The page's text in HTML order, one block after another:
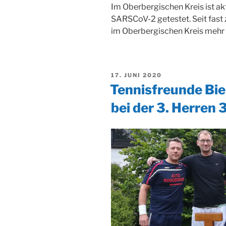
Im Oberbergischen Kreis ist
SARSCoV-2 getestet. Seit
im Oberbergischen Kreis
VERÖFFENTLICHT
AM
17. JUNI 2020
Tennisfreunde
bei der 3. Herren